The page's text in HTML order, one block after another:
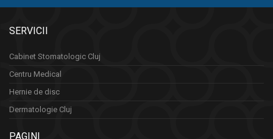
SERVICII
Cabinet Stomatologic Cluj
Centru Medical
Hernie de disc
Dermatologie Cluj
PAGINI